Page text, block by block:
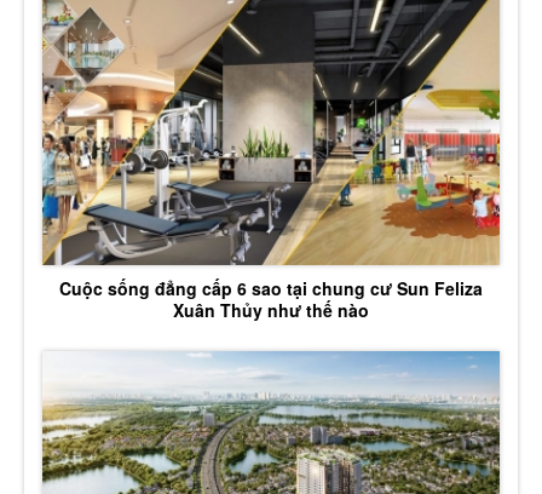
Cuộc sống đẳng cấp 6 sao tại chung cư Sun Feliza
Xuân Thủy như thế nào